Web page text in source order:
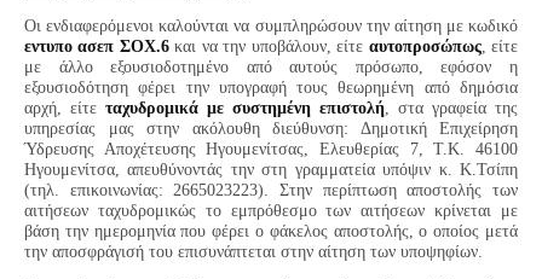
Οι ενδιαφερόμενοι καλούνται να συμπληρώσουν την αίτηση με κωδικό
εντυπο ασεπ ΣΟΧ.6και να την υποβάλουν, είτε αυτοπροσώπως, είτε
με άλλο εξουσιοδοτημένο από αυτούς πρόσωπο, εφόσον η
εξουσιοδότηση φέρει την υπογραφή τους θεωρημένη από δημόσια
αρχή, είτε ταχυδρομικά με συστημένη επιστολή, στα γραφεία της
υπηρεσίας μας στην ακόλουθη διεύθυνση: Δημοτική Επιχείρηση
Ύδρευσης Αποχέτευσης Ηγουμενίτσας, Ελευθερίας 7, Τ.Κ. 46100
Ηγουμενίτσα, απευθύνοντάς την στη γραμματεία υπόψιν κ. Κ.Τσίπη
(τηλ. επικοινωνίας: 2665023223). Στην περίπτωση αποστολής των
αιτήσεων ταχυδρομικώς το εμπρόθεσμο των αιτήσεων κρίνεται με
βάση την ημερομηνία που φέρει ο φάκελος αποστολής, ο οποίος μετά
την αποσφράγισή του επισυνάπτεται στην αίτηση των υποψηφίων.